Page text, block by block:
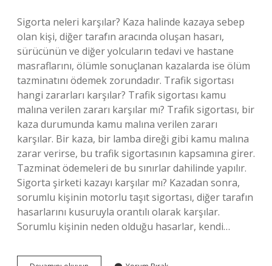
Sigorta neleri karşılar? Kaza halinde kazaya sebep
olan kişi, diğer tarafın aracında oluşan hasarı,
sürücünün ve diğer yolcuların tedavi ve hastane
masraflarını, ölümle sonuçlanan kazalarda ise ölüm
tazminatını ödemek zorundadır. Trafik sigortası
hangi zararları karşılar? Trafik sigortası kamu
malına verilen zararı karşılar mı? Trafik sigortası, bir
kaza durumunda kamu malına verilen zararı
karşılar. Bir kaza, bir lamba direği gibi kamu malına
zarar verirse, bu trafik sigortasının kapsamına girer.
Tazminat ödemeleri de bu sınırlar dahilinde yapılır.
Sigorta şirketi kazayı karşılar mı? Kazadan sonra,
sorumlu kişinin motorlu taşıt sigortası, diğer tarafın
hasarlarını kusuruyla orantılı olarak karşılar.
Sorumlu kişinin neden olduğu hasarlar, kendi…